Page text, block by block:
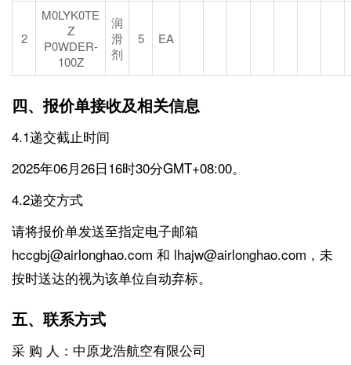
2
M0LYK0TE
Z
P0WDER-
100Z
润
滑
剂
5 EA
四、报价单接收及相关信息
4.1递交截止时间
2025年06月26日16时30分GMT+08:00。
4.2递交方式
请将报价单发送至指定电子邮箱
hccgbj@airlonghao.com 和 lhajw@airlonghao.com，未
按时送达的视为该单位自动弃标。
五、联系方式
采 购 人：中原龙浩航空有限公司